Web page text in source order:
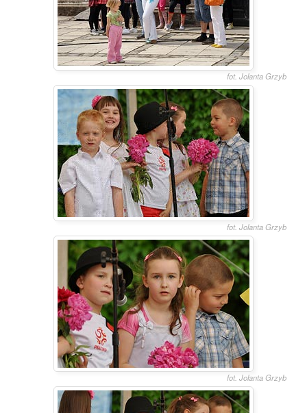
fot. Jolanta Grzyb
fot. Jolanta Grzyb
fot. Jolanta Grzyb